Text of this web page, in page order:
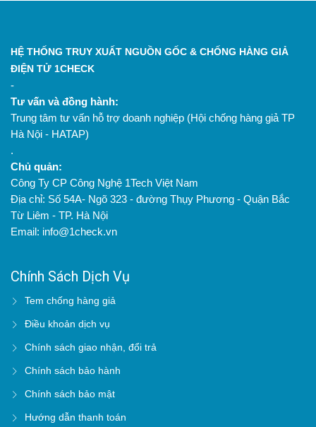
HỆ THỐNG TRUY XUẤT NGUỒN GỐC & CHỐNG HÀNG GIẢ
ĐIỆN TỬ 1CHECK
-
Tư vấn và đồng hành:
Trung tâm tư vấn hỗ trợ doanh nghiệp (Hội chống hàng giả TP
Hà Nội - HATAP)
.
Chủ quản:
Công Ty CP Công Nghệ 1Tech Việt Nam
Địa chỉ: Số 54A- Ngõ 323 - đường Thụy Phương - Quận Bắc
Từ Liêm - TP. Hà Nội
Email: info@1check.vn
Chính Sách Dịch Vụ
Tem chống hàng giả
Điều khoản dịch vụ
Chính sách giao nhận, đổi trả
Chính sách bảo hành
Chính sách bảo mật
Hướng dẫn thanh toán